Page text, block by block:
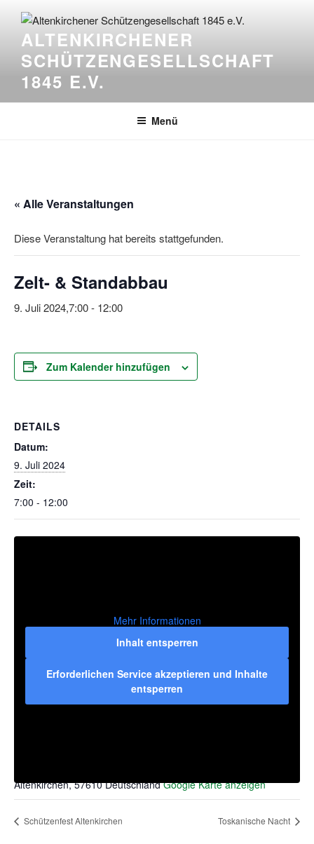
Inhalt
springenALTENKIRCHENER
SCHÜTZENGESELLSCHAFT
1845 E.V.
Menü
« Alle Veranstaltungen
Diese Veranstaltung hat bereits stattgefunden.
Zelt- & Standabbau
9. Juli 2024,7:00- 12:00
Zum Kalender hinzufügen
DETAILS
Datum:
9. Juli 2024
Zeit:
7:00 - 12:00
Altenkirchen, 57610 Deutschland Google Karte anzeigen
Mehr Informationen
Inhalt entsperren
Erforderlichen Service akzeptieren und Inhalte
entsperren
Schützenfest Altenkirchen Toskanische Nacht